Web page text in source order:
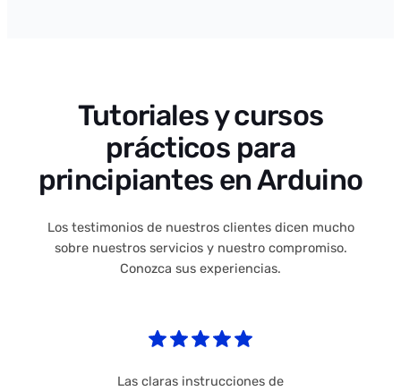
Tutoriales y cursos
prácticos para
principiantes en Arduino
Los testimonios de nuestros clientes dicen mucho
sobre nuestros servicios y nuestro compromiso.
Conozca sus experiencias.
Las claras instrucciones de